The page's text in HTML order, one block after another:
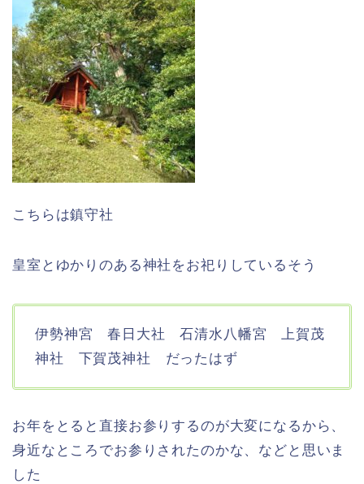
こちらは鎮守社
皇室とゆかりのある神社をお祀りしているそう
伊勢神宮 春日大社 石清水八幡宮 上賀茂
神社 下賀茂神社 だったはず
お年をとると直接お参りするのが大変になるから、
身近なところでお参りされたのかな、などと思いま
した